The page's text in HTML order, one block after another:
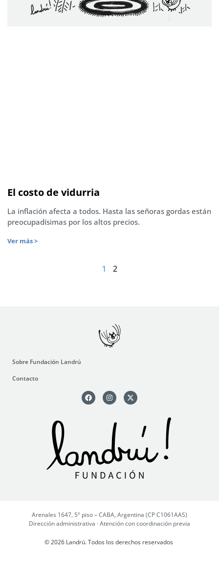
El costo de vidurria
La inflación afecta a todos. Hasta las señoras gordas están
preocupadísimas por los altos precios.
Ver más >
1 2
Sobre Fundación Landrú
Contacto
Arenales 1647, 5° piso – CABA, Argentina (CP C1061AAS)
Dirección administrativa · Atención con coordinación previa
© 2026 Landrú. Todos los derechos reservados